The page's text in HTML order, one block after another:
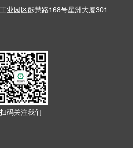
业园区酝慧路168号星洲大厦301
扫码关注我们